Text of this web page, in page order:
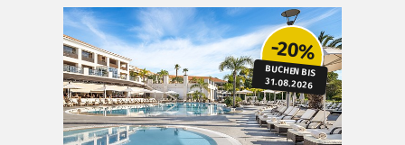
-20%
BUCHEN BIS
31.08.2026